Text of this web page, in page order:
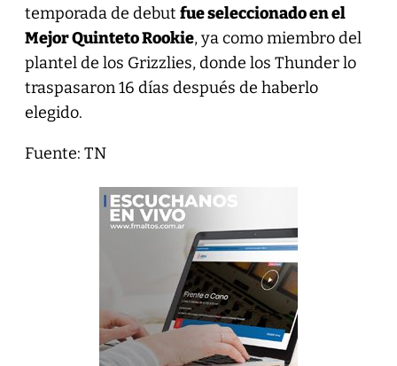
temporada de debut fue seleccionado en el
Mejor Quinteto Rookie, ya como miembro del
plantel de los Grizzlies, donde los Thunder lo
traspasaron 16 días después de haberlo
elegido.
Fuente: TN